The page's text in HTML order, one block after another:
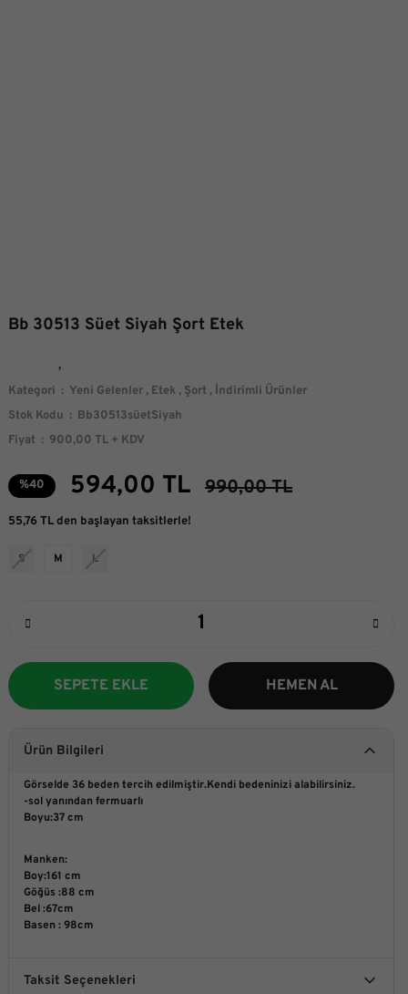
Bb 30513 Süet Siyah Şort Etek
Kategori Yeni Gelenler , Etek , Şort , İndirimli Ürünler
Stok Kodu
Bb30513süetSiyah
Fiyat
900,00 TL + KDV
%40 594,00 TL 990,00 TL
55,76 TL den başlayan taksitlerle!
S M L
SEPETE EKLE HEMEN AL
Ürün Bilgileri
Görselde 36 beden tercih edilmiştir.Kendi bedeninizi alabilirsiniz.
-sol yanından fermuarlı
Boyu:37 cm
Manken:
Boy:161 cm
Göğüs :88 cm
Bel :67cm
Basen : 98cm
Taksit Seçenekleri